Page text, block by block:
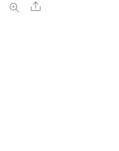
bila: Share